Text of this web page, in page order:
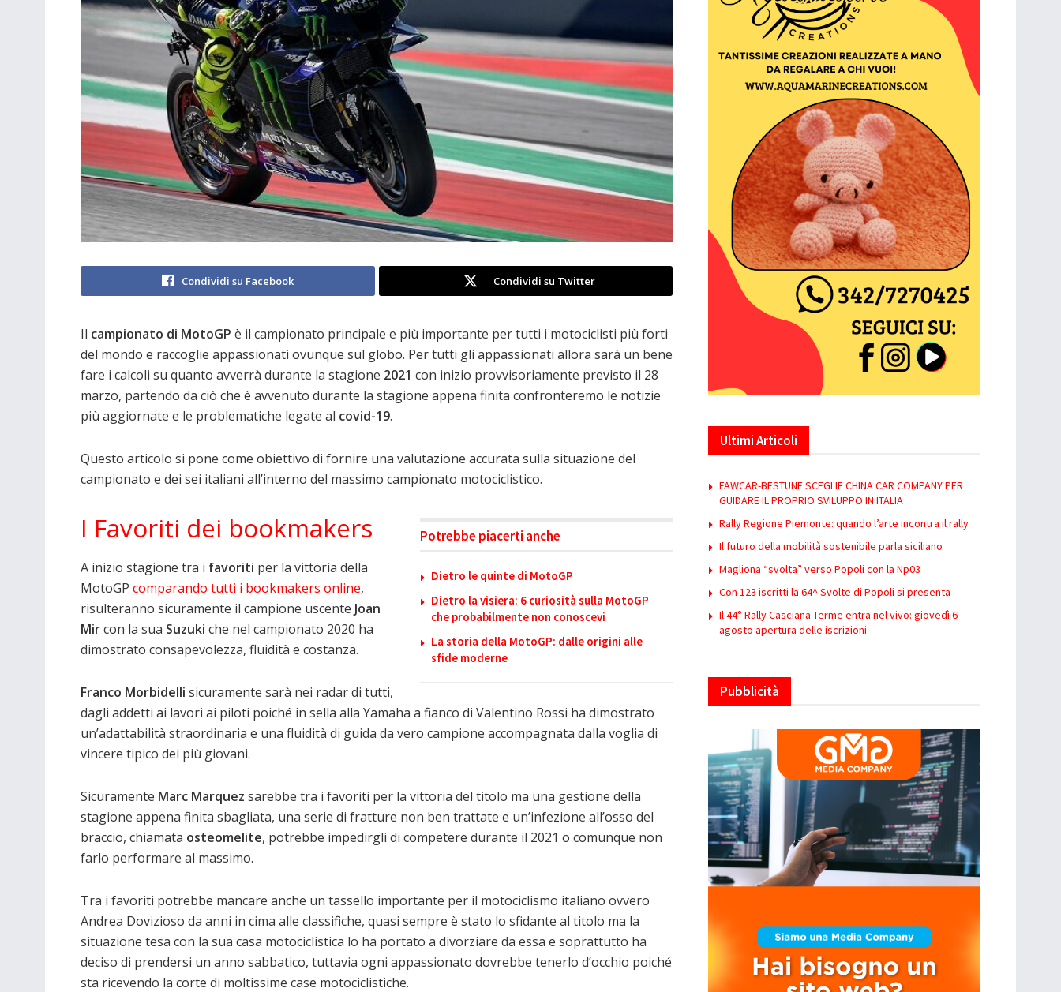
Condividi su Facebook Condividi su Twitter
Il campionato di MotoGP è il campionato principale e più importante per tutti i motociclisti più forti
del mondo e raccoglie appassionati ovunque sul globo. Per tutti gli appassionati allora sarà un bene
fare i calcoli su quanto avverrà durante la stagione 2021 con inizio provvisoriamente previsto il 28
marzo, partendo da ciò che è avvenuto durante la stagione appena finita confronteremo le notizie
più aggiornate e le problematiche legate al covid-19.
Questo articolo si pone come obiettivo di fornire una valutazione accurata sulla situazione del
campionato e dei sei italiani all’interno del massimo campionato motociclistico.
Potrebbe piacerti anche
Dietro le quinte di MotoGP
Dietro la visiera: 6 curiosità sulla MotoGP
che probabilmente non conoscevi
La storia della MotoGP: dalle origini alle
sfide moderne
I Favoriti dei bookmakers
A inizio stagione tra i favoriti per la vittoria della
MotoGP comparando tutti i bookmakers online,
risulteranno sicuramente il campione uscente Joan
Mircon la sua Suzuki che nel campionato 2020 ha
dimostrato consapevolezza, fluidità e costanza.
Franco Morbidelli sicuramente sarà nei radar di tutti,
dagli addetti ai lavori ai piloti poiché in sella alla Yamaha a fianco di Valentino Rossi ha dimostrato
un’adattabilità straordinaria e una fluidità di guida da vero campione accompagnata dalla voglia di
vincere tipico dei più giovani.
Sicuramente Marc Marquez sarebbe tra i favoriti per la vittoria del titolo ma una gestione della
stagione appena finita sbagliata, una serie di fratture non ben trattate e un’infezione all’osso del
braccio, chiamata osteomelite, potrebbe impedirgli di competere durante il 2021 o comunque non
farlo performare al massimo.
Tra i favoriti potrebbe mancare anche un tassello importante per il motociclismo italiano ovvero
Andrea Dovizioso da anni in cima alle classifiche, quasi sempre è stato lo sfidante al titolo ma la
situazione tesa con la sua casa motociclistica lo ha portato a divorziare da essa e soprattutto ha
deciso di prendersi un anno sabbatico, tuttavia ogni appassionato dovrebbe tenerlo d’occhio poiché
sta ricevendo la corte di moltissime case motociclistiche.
Ultimi Articoli
FAWCAR-BESTUNE SCEGLIE CHINA CAR COMPANY PER
GUIDARE IL PROPRIO SVILUPPO IN ITALIA
Rally Regione Piemonte: quando l’arte incontra il rally
Il futuro della mobilità sostenibile parla siciliano
Magliona “svolta” verso Popoli con la Np03
Con 123 iscritti la 64^ Svolte di Popoli si presenta
Il 44° Rally Casciana Terme entra nel vivo: giovedì 6
agosto apertura delle iscrizioni
Pubblicità